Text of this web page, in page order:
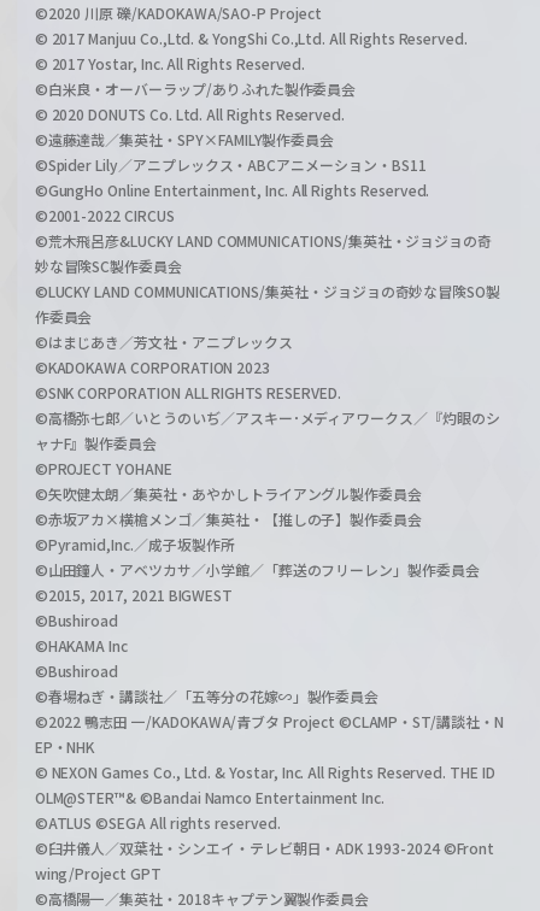
©2020 川原 礫/KADOKAWA/SAO-P Project
© 2017 Manjuu Co.,Ltd. & YongShi Co.,Ltd. All Rights Reserved.
© 2017 Yostar, Inc. All Rights Reserved.
©白米良・オーバーラップ/ありふれた製作委員会
© 2020 DONUTS Co. Ltd. All Rights Reserved.
©遠藤達哉／集英社・SPY×FAMILY製作委員会
©Spider Lily／アニプレックス・ABCアニメーション・BS11
©GungHo Online Entertainment, Inc. All Rights Reserved.
©2001-2022 CIRCUS
©荒木飛呂彦&LUCKY LAND COMMUNICATIONS/集英社・ジョジョの奇
妙な冒険SC製作委員会
©LUCKY LAND COMMUNICATIONS/集英社・ジョジョの奇妙な冒険SO製
作委員会
©はまじあき／芳文社・アニプレックス
©KADOKAWA CORPORATION 2023
©SNK CORPORATION ALL RIGHTS RESERVED.
©高橋弥七郎／いとうのいぢ／アスキー･メディアワークス／『灼眼のシ
ャナF』製作委員会
©PROJECT YOHANE
©矢吹健太朗／集英社・あやかしトライアングル製作委員会
©赤坂アカ×横槍メンゴ／集英社・【推しの子】製作委員会
©Pyramid,Inc.／成子坂製作所
©山田鐘人・アベツカサ／小学館／「葬送のフリーレン」製作委員会
©2015, 2017, 2021 BIGWEST
©Bushiroad
©HAKAMA Inc
©Bushiroad
©春場ねぎ・講談社／「五等分の花嫁∽」製作委員会
©2022 鴨志田 一/KADOKAWA/青ブタ Project ©CLAMP・ST/講談社・N
EP・NHK
© NEXON Games Co., Ltd. & Yostar, Inc. All Rights Reserved. THE ID
OLM@STER™& ©Bandai Namco Entertainment Inc.
©ATLUS ©SEGA All rights reserved.
©臼井儀人／双葉社・シンエイ・テレビ朝日・ADK 1993-2024 ©Front
wing/Project GPT
©高橋陽一／集英社・2018キャプテン翼製作委員会